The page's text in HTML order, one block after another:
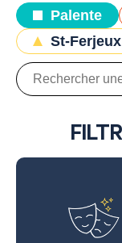
Palente
St-Ferjeux